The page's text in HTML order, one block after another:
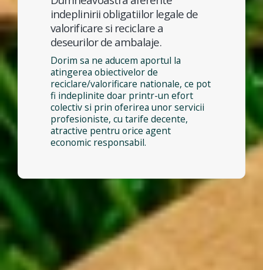
indeplinirii obligatiilor legale de
valorificare si reciclare a
deseurilor de ambalaje.
Dorim sa ne aducem aportul la
atingerea obiectivelor de
reciclare/valorificare nationale, ce pot
fi indeplinite doar printr-un efort
colectiv si prin oferirea unor servicii
profesioniste, cu tarife decente,
atractive pentru orice agent
economic responsabil.